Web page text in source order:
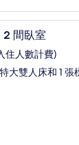
間臥室
住人數計費)
大雙人床和 1